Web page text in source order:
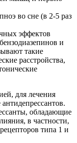
во сне (в 2-5 раз
эффектов
и
такие
расстройства,
для лечения
обладающие
в частности,
типа 1 и